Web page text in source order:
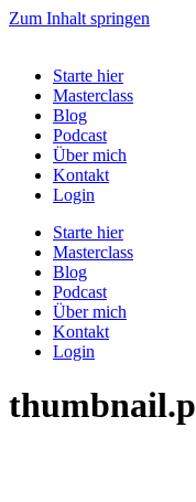
Zum Inhalt springen
Starte hier
Masterclass
Blog
Podcast
Über mich
Kontakt
Login
Starte hier
Masterclass
Blog
Podcast
Über mich
Kontakt
Login